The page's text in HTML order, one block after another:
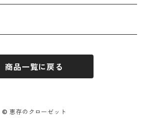
商品一覧に戻る
© 恵存のクローゼット